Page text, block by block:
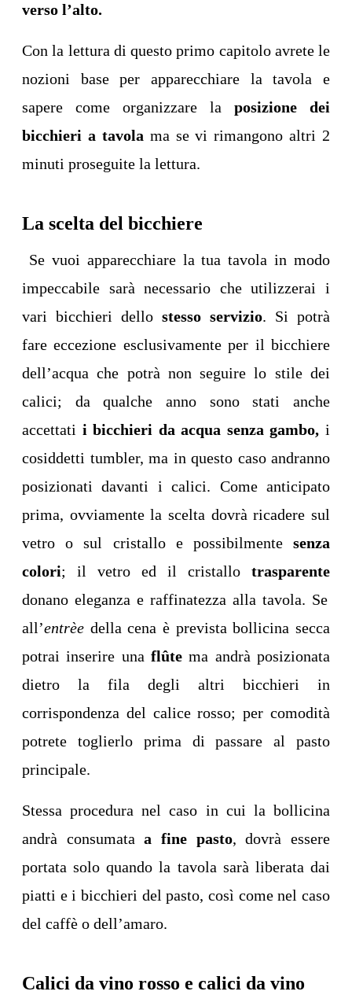
verso l’alto.
Con la lettura di questo primo capitolo avrete le
nozioni base per apparecchiare la tavola e
sapere come organizzare la posizione dei
bicchieri a tavolama se vi rimangono altri 2
minuti proseguite la lettura.
La scelta del bicchiere
Se vuoi apparecchiare la tua tavola in modo
impeccabile sarà necessario che utilizzerai i
vari bicchieri dello stesso servizio. Si potrà
fare eccezione esclusivamente per il bicchiere
dell’acqua che potrà non seguire lo stile dei
calici; da qualche anno sono stati anche
accettati i bicchieri da acqua senza gambo,i
cosiddetti tumbler, ma in questo caso andranno
posizionati davanti i calici. Come anticipato
prima, ovviamente la scelta dovrà ricadere sul
vetro o sul cristallo e possibilmente senza
colori; il vetro ed il cristallo trasparente
donano eleganza e raffinatezza alla tavola. Se
all’entrèe della cena è prevista bollicina secca
potrai inserire unaflûte ma andrà posizionata
dietro la fila degli altri bicchieri in
corrispondenza del calice rosso; per comodità
potrete toglierlo prima di passare al pasto
principale.
Stessa procedura nel caso in cui la bollicina
andrà consumataa fine pasto, dovrà essere
portata solo quando la tavola sarà liberata dai
piatti e i bicchieri del pasto, così come nel caso
del caffè o dell’amaro.
Calici da vino rosso e calici da vino